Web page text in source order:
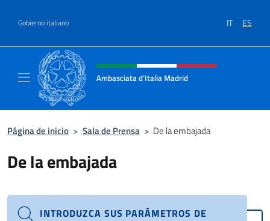
Gobierno italiano IT ES
Encabezado del sitio web,
Ambasciata d'Italia Madrid
Página de inicio > Sala de Prensa > De la embajada
De la embajada
INTRODUZCA SUS PARÁMETROS DE